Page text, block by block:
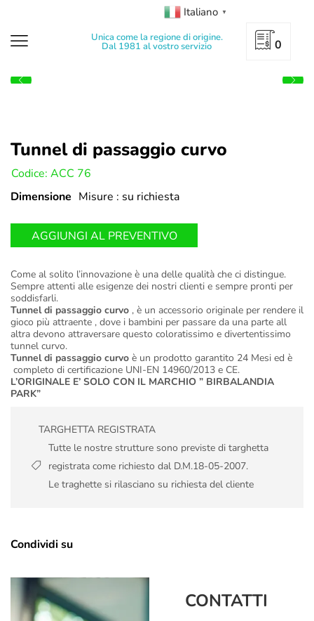
Italiano ▼
Unica come la regione di origine.
Dal 1981 al vostro servizio 0
Tunnel di passaggio curvo
Codice: ACC 76
Dimensione Misure : su richiesta
AGGIUNGI AL PREVENTIVO
Come al solito l’innovazione è una delle qualità che ci distingue.
Sempre attenti alle esigenze dei nostri clienti e sempre pronti per
soddisfarli.
Tunnel di passaggio curvo , è un accessorio originale per rendere il
gioco più attraente , dove i bambini per passare da una parte all
altra devono attraversare questo coloratissimo e divertentissimo
tunnel curvo.
Tunnel di passaggio curvo è un prodotto garantito 24 Mesi ed è
completo di certificazione UNI-EN 14960/2013 e CE.
L’ORIGINALE E’ SOLO CON IL MARCHIO ” BIRBALANDIA
PARK”
TARGHETTA REGISTRATA
Tutte le nostre strutture sono previste di targhetta
registrata come richiesto dal D.M.18-05-2007.
Le traghette si rilasciano su richiesta del cliente
Condividi su
CONTATTI